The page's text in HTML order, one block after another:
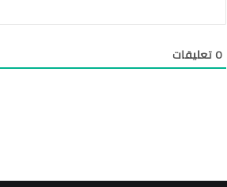
0تعليقات